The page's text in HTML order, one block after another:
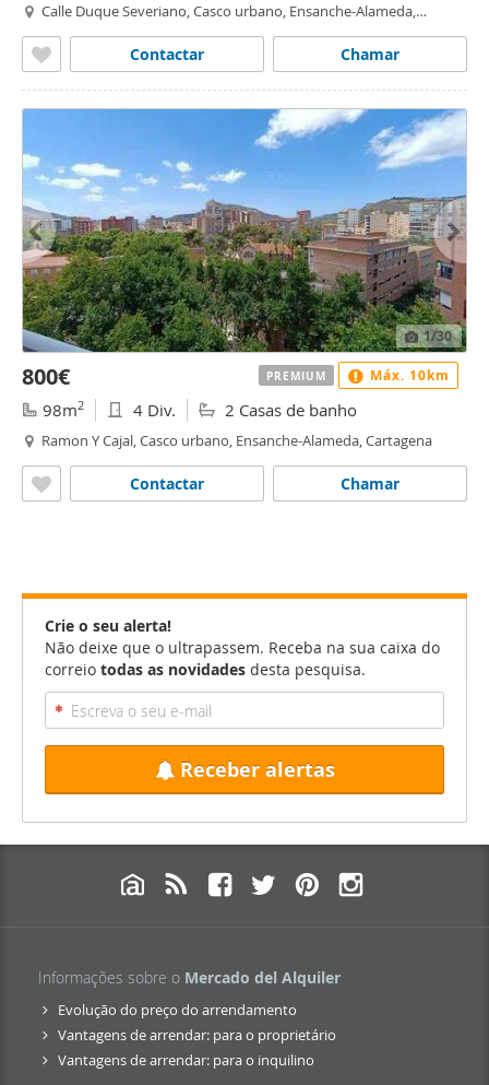
Calle Duque Severiano, Casco urbano, Ensanche-Alameda,
Chamar
Contactar
1/30
800€
98m2 4 Div. 2 Casas de banho
Ramon Y Cajal, Casco urbano, Ensanche-Alameda, Cartagena
Chamar
Contactar
PREMIUM Máx. 10km
Crie o seu alerta!
Não deixe que o ultrapassem. Receba na sua caixa do
correio todas as novidades desta pesquisa.
Receber alertas
Informações sobre o Mercado del Alquiler
Evolução do preço do arrendamento
Vantagens de arrendar: para o proprietário
Vantagens de arrendar: para o inquilino